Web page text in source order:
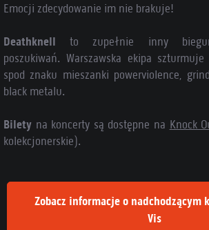
Emocji zdecydowanie im nie brakuje!
Deathknellto zupełnie inny biegun
poszukiwań. Warszawska ekipa
spod znaku mieszanki powerviolence,
black metalu.
Bilety na koncerty są dostępne na Knock
kolekcjonerskie).
Zobacz informacje o nadchodzącym
Vis